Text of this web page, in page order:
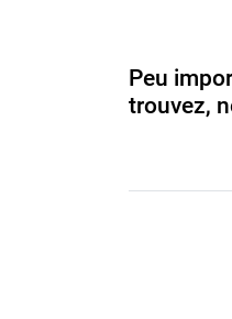
Peu
trouvez,